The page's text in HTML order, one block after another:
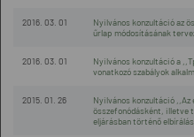
2016. 03. 01
Nyilvános konzultáció az
űrlap módosításának
2016. 03. 01
Nyilvános konzultáció a
vonatkozó szabályok
2015. 01. 26
Nyilvános konzultáció ,,Az
összefonódásként, illetve
eljárásban történő